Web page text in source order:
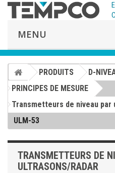
MENU
PRODUITS
D-
PRINCIPES DE MESURE
Transmetteurs de niveau par
ULM-53
TRANSMETTEURS DE
ULTRASONS/RADAR